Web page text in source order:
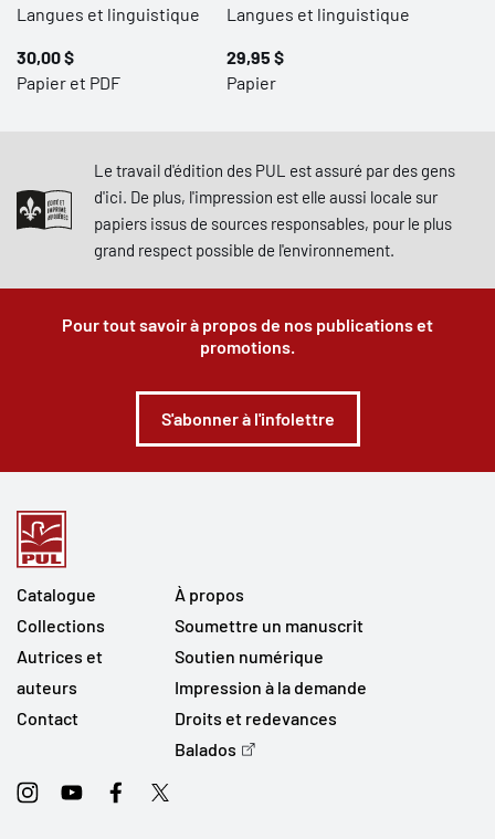
Langues et linguistique
30,00 $
Papier et PDF
Langues et linguistique
29,95 $
Papier
Le travail d'édition des PUL est assuré par des gens
d'ici. De plus, l'impression est elle aussi locale sur
papiers issus de sources responsables, pour le plus
grand respect possible de l'environnement.
Pour tout savoir à propos de nos publications et
promotions.
S'abonner à l'infolettre
Catalogue
Collections
Autrices et
auteurs
Contact
À propos
Soumettre un manuscrit
Soutien numérique
Impression à la demande
Droits et redevances
Balados
InstagramYoutubeFacebookTwitter